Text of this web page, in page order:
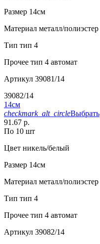
Размер 14см
Материал металл/полиэстер
Тип тип 4
Прочее тип 4 автомат
Артикул 39081/14
39082/14
14см
checkmark_alt_circleВыбрать
91.67 р.
По 10 шт
Цвет никель/белый
Размер 14см
Материал металл/полиэстер
Тип тип 4
Прочее тип 4 автомат
Артикул 39082/14